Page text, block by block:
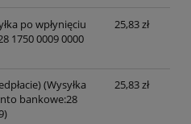
po wpłynięciu
1750 0009 0000
25,83 zł
(Wysyłka
bankowe:28
25,83 zł